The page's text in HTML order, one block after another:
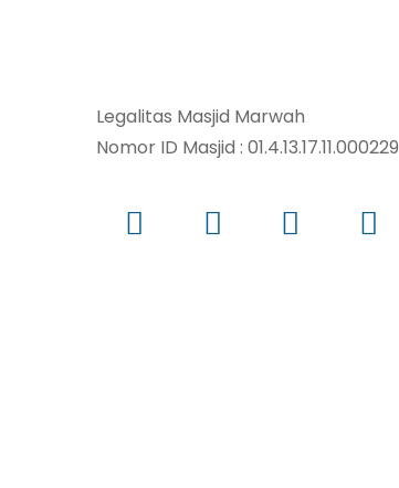
Legalitas Masjid Marwah
Nomor ID Masjid : 01.4.13.17.11.000229